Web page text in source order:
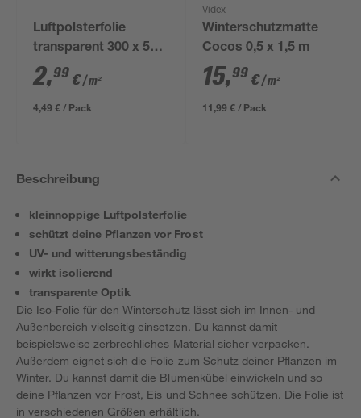
Luftpolsterfolie
transparent 300 x 50
cm, kleine Noppen
2,99 €/ m²
4,49 € / Pack
Videx
Winterschutzmatte
Cocos 0,5 x 1,5 m
15,99 €/ m²
11,99 € / Pack
Beschreibung
kleinnoppige Luftpolsterfolie
schützt deine Pflanzen vor Frost
UV- und witterungsbeständig
wirkt isolierend
transparente Optik
Die Iso-Folie für den Winterschutz lässt sich im Innen- und
Außenbereich vielseitig einsetzen. Du kannst damit
beispielsweise zerbrechliches Material sicher verpacken.
Außerdem eignet sich die Folie zum Schutz deiner Pflanzen im
Winter. Du kannst damit die Blumenkübel einwickeln und so
deine Pflanzen vor Frost, Eis und Schnee schützen. Die Folie ist
in verschiedenen Größen erhältlich.